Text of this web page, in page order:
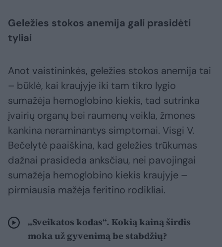
Geležies stokos anemija gali prasidėti
tyliai
Anot vaistininkės, geležies stokos anemija tai
– būklė, kai kraujyje iki tam tikro lygio
sumažėja hemoglobino kiekis, tad sutrinka
įvairių organų bei raumenų veikla, žmones
kankina neraminantys simptomai. Visgi V.
Bečelytė paaiškina, kad geležies trūkumas
dažnai prasideda anksčiau, nei pavojingai
sumažėja hemoglobino kiekis kraujyje –
pirmiausia mažėja feritino rodikliai.
„Sveikatos kodas“. Kokią kainą širdis
moka už gyvenimą be stabdžių?